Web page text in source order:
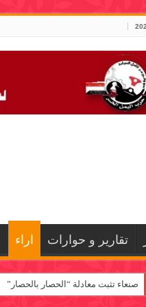
تقارير و حوارات اراء
صنعاء تثبت معادلة “الحصار بالحصار”